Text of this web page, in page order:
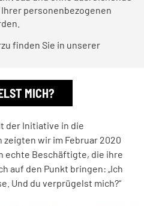
personenbezogenen
finden Sie in unserer
MICH?
der Initiative in die
wir im Februar 2020
echte Beschäftigte, die ihre
auf den Punkt bringen: „Ich
Und du verprügelst mich?“